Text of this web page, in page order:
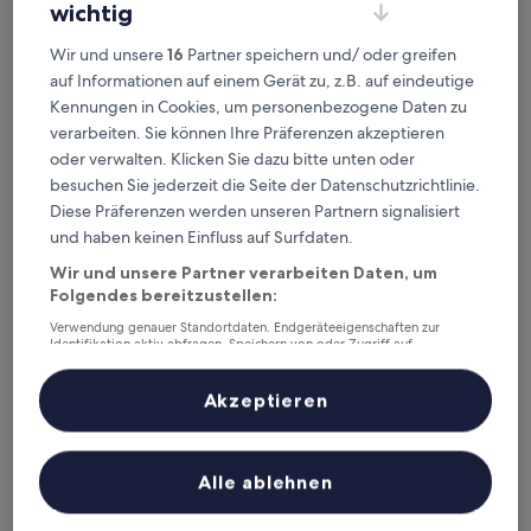
Hills Garden Hondori
Hills Garden Hondori
4.0-
Sterne-
Unterkunft
Shiroishi, 2,7 km von Station Nangō-Jūhatchōme entfernt
7.4
von
10,
Gut,
Bewertungen)
7,4/10 Gut (3 Bewertungen)
Der
Preis
beträgt
103 €
16. Aug.–17. Aug.
wichtig
Wir und unsere16 Partner speichern und/ oder greifen
auf Informationen auf einem Gerät zu, z.B. auf eindeutige
Kennungen in Cookies, um personenbezogene Daten zu
verarbeiten. Sie können Ihre Präferenzen akzeptieren
oder verwalten. Klicken Sie dazu bitte unten oder
besuchen Sie jederzeit die Seite der Datenschutzrichtlinie.
Diese Präferenzen werden unseren Partnern signalisiert
und haben keinen Einfluss auf Surfdaten.
Wir und unsere Partner verarbeiten Daten, um
Folgendes bereitzustellen:
Verwendung genauer Standortdaten. Endgeräteeigenschaften zur
Identifikation aktiv abfragen. Speichern von oder Zugriff auf
Inhalte, Messung von Werbeleistung und der Performance von Inhalten,
Zielgruppenforschung sowie Entwicklung und Verbesserung von
Liste der Partner (Lieferanten)
Alle ablehnen
Akzeptieren